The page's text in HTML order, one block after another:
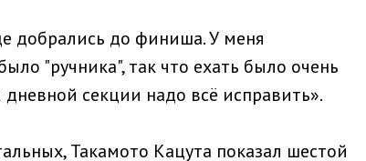
добрались до финиша. У меня
"ручника", так что ехать было очень
секции надо всё исправить».
Такамото Кацута показал шестой